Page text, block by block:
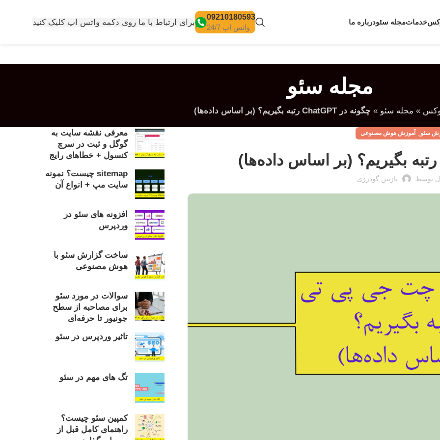
خدماتمجله سئودرباره ما
09210180593
واتس اپ 24/7
برای ارتباط با ما روی دکمه واتس اپ کلیک کنید
مجله سئو
» مجله سئو » چگونه در ChatGPT رتبه بگیریم؟ (بر اساس داده‌ها)
سئو, آموزش هوش مصنوعی
توسط نازنین گودرزی
معرفی نقشه سایت به
گوگل و ثبت در سرچ
کنسول + خطاهای رایج
sitemap چیست؟ نمونه
سایت مپ + انواع آن
افزونه های سئو در
وردپرس
ساخت گزارش سئو با
هوش مصنوعی
سوالات در مورد سئو
برای مصاحبه از سطح
جونیور تا حرفه‌ای
تاثیر وردپرس در سئو
تگ های مهم در سئو
کمپین سئو چیست؟
راهنمای کامل قبل از